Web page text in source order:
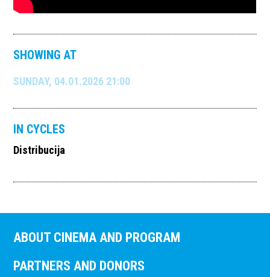
SHOWING AT
SUNDAY, 04.01.2026 21:00
IN CYCLES
Distribucija
ABOUT CINEMA AND PROGRAM
PARTNERS AND DONORS